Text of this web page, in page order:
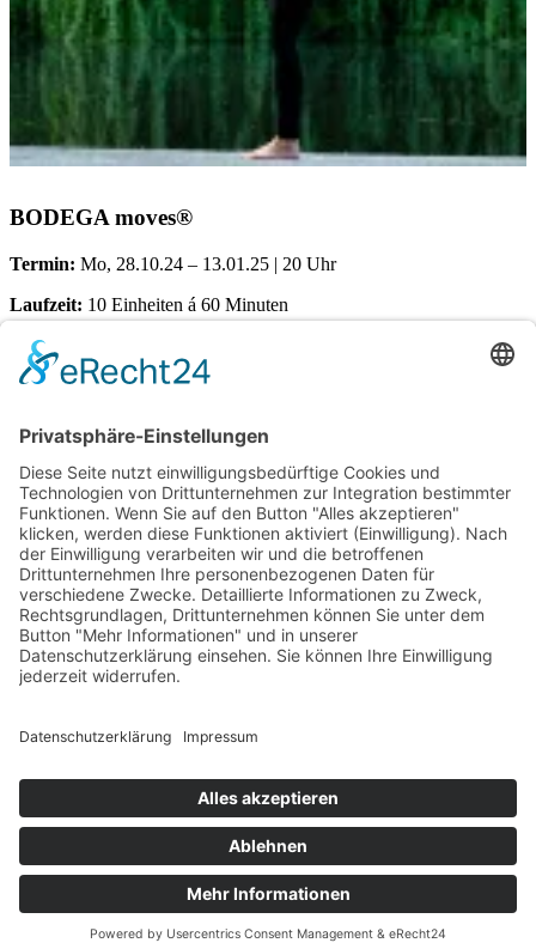
BODEGA moves®
Termin: Mo, 28.10.24 – 13.01.25 | 20 Uhr
Laufzeit: 10 Einheiten á 60 Minuten
Ort:
Kosten pro Teilnehmerin:
125,00
Verfügbare Plätze:
Nicht vorrätig
Startseite
Impressum
Datenschutzerklärung
Barrierefreiheitserklärung
Vertrag widerrufen
AGB
Zahlung & Versand
Startseite
Datenschutzerklärung
Barrierefreiheitserklärung
Vertrag widerrufen
Zahlung & Versand
Bauchwärts Paderborn|hello@bauchwaerts-paderborn.de